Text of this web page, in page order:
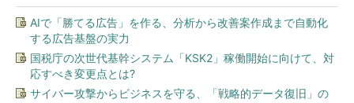
AIで「勝てる広告」を作る、分析から改善案作成まで自動化
する広告基盤の実力
国税庁の次世代基幹システム「KSK2」稼働開始に向けて、対
応すべき変更点とは?
サイバー攻撃からビジネスを守る、「戦略的データ復旧」の